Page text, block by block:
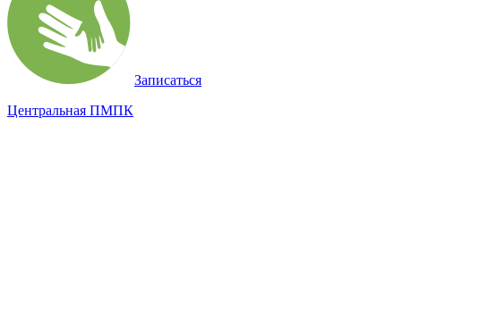
Записаться
Центральная ПМПК